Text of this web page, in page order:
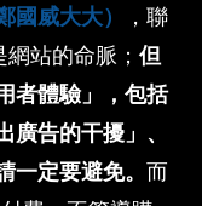
國威大大）
，聯
站的命脈； 但
者體驗」，包括
廣告的干擾」、
一定要避免。 而